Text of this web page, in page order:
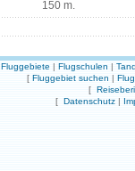
150 m.
Fluggebiete | Flugschulen |
[ Fluggebiet suchen |
[
[ Datenschutz |